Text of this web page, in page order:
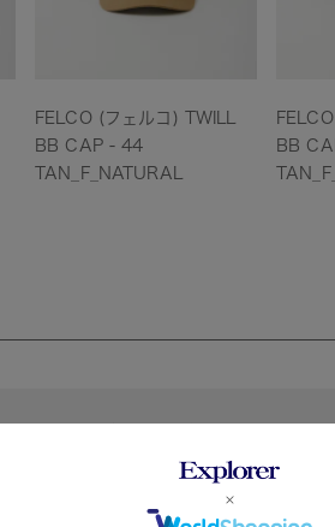
FELCO (フェルコ) TWILL
BB CAP - 44
TAN_F_NATURAL
BB
シカルな雰囲気のオリジナルワッペンが
トのキャップなので被り易く、バックに
素材はオールシーズン使えますし、経年
える三角タグもついています。シンプル